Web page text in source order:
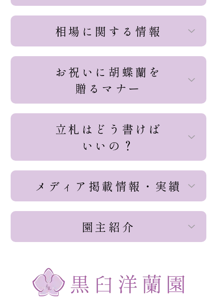
相場に関する情報
お祝いに胡蝶蘭を
贈るマナー
立札はどう書けば
いいの？
メディア掲載情報・実績
園主紹介